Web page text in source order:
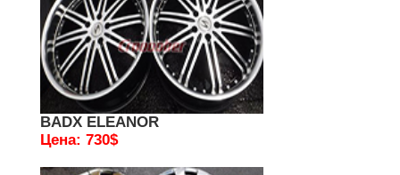
BADX ELEANOR
Цена: 730$